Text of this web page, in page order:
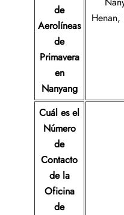
de
Aerolíneas
de
Primavera
en
Nanyang
Cuál es el
Número
de
Contacto
de la
Oficina
de